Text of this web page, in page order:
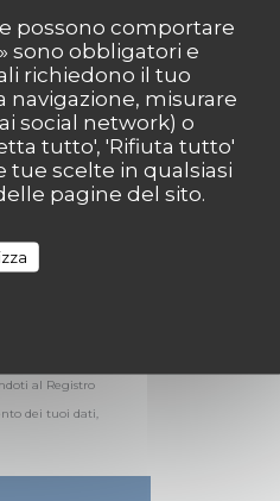
possono comportare
sono obbligatori e
richiedono il tuo
navigazione, misurare
social network) o
tutto', 'Rifiuta tutto'
tue scelte in qualsiasi
pagine del sito.
al Registro
dei tuoi dati,